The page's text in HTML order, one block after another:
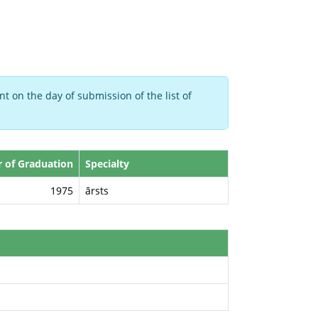
on the day of submission of the list of
of Graduation
Specialty
1975
ārsts